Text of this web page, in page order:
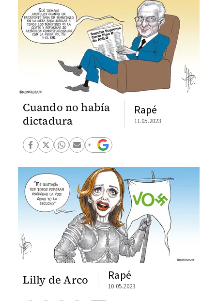
Cuando no había
dictadura
Rapé
11.05.2023
Lilly de Arco Rapé
10.05.2023